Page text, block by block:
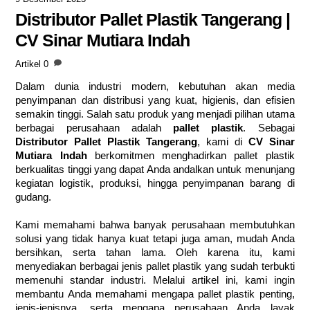
Distributor Pallet Plastik Tangerang |
CV Sinar Mutiara Indah
Artikel 0
Dalam dunia industri modern, kebutuhan akan media
penyimpanan dan distribusi yang kuat, higienis, dan efisien
semakin tinggi. Salah satu produk yang menjadi pilihan utama
berbagai perusahaan adalah pallet plastik. Sebagai
Distributor Pallet Plastik Tangerang, kami di CV Sinar
Mutiara Indahberkomitmen menghadirkan pallet plastik
berkualitas tinggi yang dapat Anda andalkan untuk menunjang
kegiatan logistik, produksi, hingga penyimpanan barang di
gudang.
Kami memahami bahwa banyak perusahaan membutuhkan
solusi yang tidak hanya kuat tetapi juga aman, mudah Anda
bersihkan, serta tahan lama. Oleh karena itu, kami
menyediakan berbagai jenis pallet plastik yang sudah terbukti
memenuhi standar industri. Melalui artikel ini, kami ingin
membantu Anda memahami mengapa pallet plastik penting,
jenis-jenisnya, serta mengapa perusahaan Anda layak